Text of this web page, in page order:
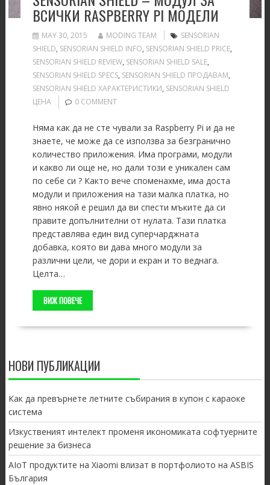
ВСИЧКИ RASPBERRY PI МОДЕЛИ
MAY 30, 2015 MODING TEAM
SENSORIAN
SHIELD, SENSORIAN SHIELD INFO, SENSORIAN SHIELD PRICE,
SENSORIAN SHIELD REVIEW, SENSORIAN SHIELD SALE,
SENSORIAN SHIELD SPECS, SENSORIAN SHIELD ПРОДАВАМ,
SENSORIAN SHIELD ХАРАКТЕРИСТИКИ, SENSORIAN SHIELD
ЦЕНА
0 COMMENT
Няма как да не сте чували за Raspberry Pi и да не
знаете, че може да се използва за безгранично
количество приложения. Има програми, модули
и какво ли още не, но дали този е уникален сам
по себе си ? Както вече споменахме, има доста
модули и приложения на тази малка платка, но
явно някой е решил да ви спести мъките да си
правите допълнителни от нулата. Тази платка
представлява един вид суперчарджната
добавка, която ви дава много модули за
различни цели, че дори и екран и то веднага.
Целта…
ВИЖ ПОВЕЧЕ
НОВИ ПУБЛИКАЦИИ
Как да превърнете летните събирания в купон с караоке
система
Изкуственият интелект променя икономиката софтуерните
решение за бизнеса
AIoT продуктите на Xiaomi влизат в портфолиото на ASBIS
България